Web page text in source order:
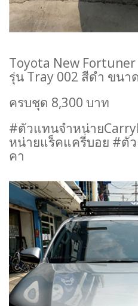
Toyota New
รุ่น Tray 002 สีดำ ขนา
ครบชุด 8,300 บาท
#ตัวแทนจำหน่าย
หน่ายแร็คแครี่บอย #ตั
คา